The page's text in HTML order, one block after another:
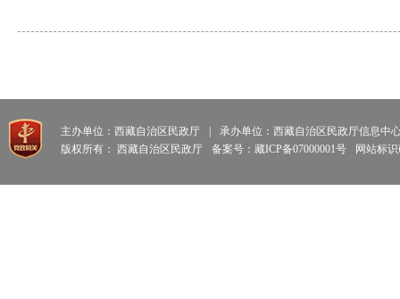
主办单位：西藏自治区民政厅
承办单位：西藏自治区民政厅信息中
版权所有： 西藏自治区民政厅
备案号：藏ICP备07000001号 网站标识